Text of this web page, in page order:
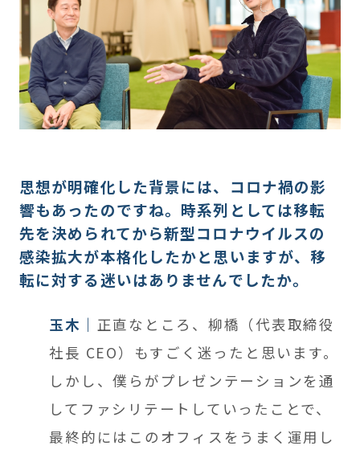
思想が明確化した背景には、コロナ禍の影
響もあったのですね。時系列としては移転
先を決められてから新型コロナウイルスの
感染拡大が本格化したかと思いますが、移
転に対する迷いはありませんでしたか。
玉木
正直なところ、柳橋（代表取締役
社長 CEO）もすごく迷ったと思います。
しかし、僕らがプレゼンテーションを通
してファシリテートしていったことで、
最終的にはこのオフィスをうまく運用し